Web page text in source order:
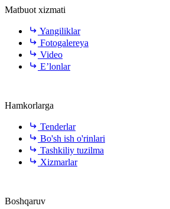
Matbuot xizmati
Yangiliklar
Fotogalereya
Video
E’lonlar
Hamkorlarga
Tenderlar
Bo'sh ish o'rinlari
Tashkiliy tuzilma
Xizmarlar
Boshqaruv